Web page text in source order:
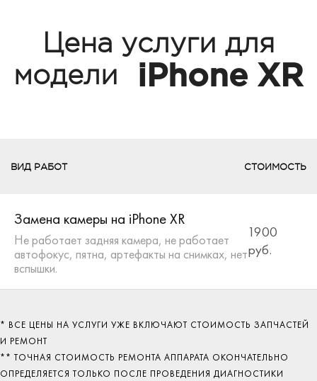
Цена услуги для
модели
iPhone XR
ВИД РАБОТ СТОИМОСТЬ
Замена камеры на iPhone XR
Не работает задняя камера, не работает
автофокус, пятна, артефакты на снимках, нет
вспышки.
1900
руб.
* ВСЕ ЦЕНЫ НА УСЛУГИ УЖЕ ВКЛЮЧАЮТ СТОИМОСТЬ ЗАПЧАСТЕЙ
И РЕМОНТ
** ТОЧНАЯ СТОИМОСТЬ РЕМОНТА АППАРАТА ОКОНЧАТЕЛЬНО
ОПРЕДЕЛЯЕТСЯ ТОЛЬКО ПОСЛЕ ПРОВЕДЕНИЯ ДИАГНОСТИКИ